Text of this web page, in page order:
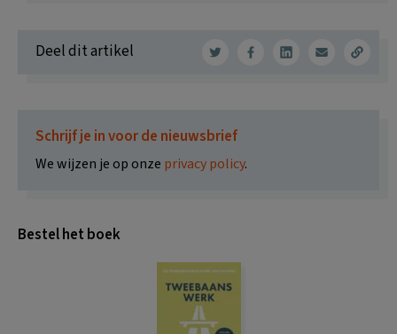
Deel dit artikel
Schrijf je in voor de nieuwsbrief
We wijzen je op onze privacy policy.
Bestel het boek